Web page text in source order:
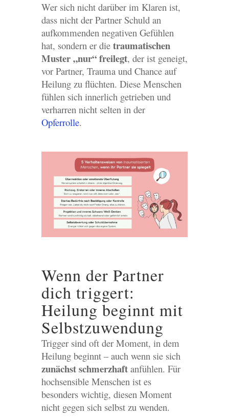
Wer sich nicht darüber im Klaren ist,
dass nicht der Partner Schuld an
aufkommenden negativen Gefühlen
hat, sondern er die traumatischen
Muster „nur“ freilegt, der ist geneigt,
vor Partner, Trauma und Chance auf
Heilung zu flüchten. Diese Menschen
fühlen sich innerlich getrieben und
verharren nicht selten in der
Opferrolle.
Wenn der Partner
dich triggert:
Heilung beginnt mit
Selbstzuwendung
Trigger sind oft der Moment, in dem
Heilung beginnt – auch wenn sie sich
zunächst schmerzhaftanfühlen. Für
hochsensible Menschen ist es
besonders wichtig, diesen Moment
nicht gegen sich selbst zu wenden.